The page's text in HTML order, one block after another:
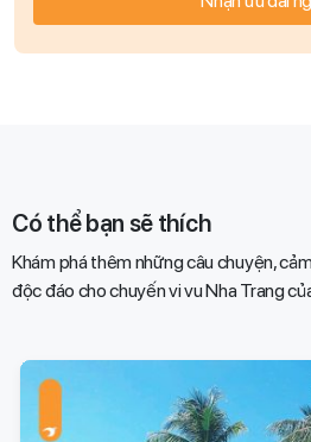
Có thể bạn sẽ thích
Khám phá thêm những câu chuyện,
độc đáo cho chuyến vi vu Nha Trang